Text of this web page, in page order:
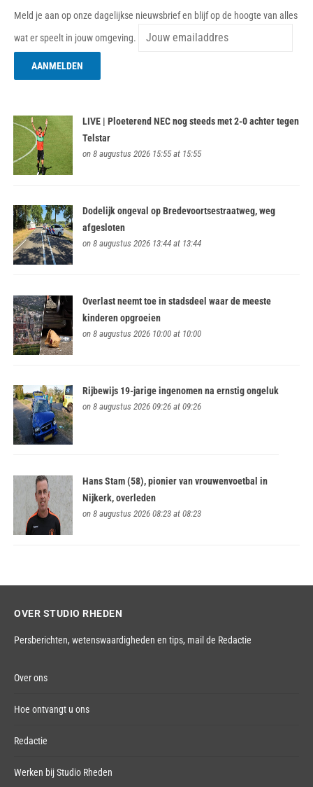
Meld je aan op onze dagelijkse nieuwsbrief en blijf op de hoogte van alles
wat er speelt in jouw omgeving.
LIVE | Ploeterend NEC nog steeds met 2-0 achter tegen
Telstar
on 8 augustus 2026 15:55 at 15:55
Dodelijk ongeval op Bredevoortsestraatweg, weg
afgesloten
on 8 augustus 2026 13:44 at 13:44
Overlast neemt toe in stadsdeel waar de meeste
kinderen opgroeien
on 8 augustus 2026 10:00 at 10:00
Rijbewijs 19-jarige ingenomen na ernstig ongeluk
on 8 augustus 2026 09:26 at 09:26
Hans Stam (58), pionier van vrouwenvoetbal in
Nijkerk, overleden
on 8 augustus 2026 08:23 at 08:23
OVER STUDIO RHEDEN
Persberichten, wetenswaardigheden en tips, mail de Redactie
Over ons
Hoe ontvangt u ons
Redactie
Werken bij Studio Rheden